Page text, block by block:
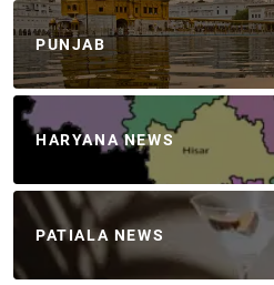
PUNJAB
HARYANA NEWS
PATIALA NEWS